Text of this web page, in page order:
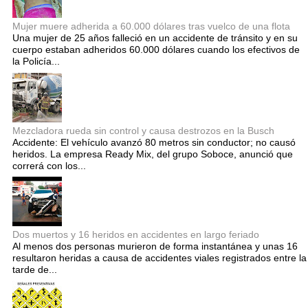
Mujer muere adherida a 60.000 dólares tras vuelco de una flota
Una mujer de 25 años falleció en un accidente de tránsito y en su
cuerpo estaban adheridos 60.000 dólares cuando los efectivos de
la Policía...
Mezcladora rueda sin control y causa destrozos en la Busch
Accidente: El vehículo avanzó 80 metros sin conductor; no causó
heridos. La empresa Ready Mix, del grupo Soboce, anunció que
correrá con los...
Dos muertos y 16 heridos en accidentes en largo feriado
Al menos dos personas murieron de forma instantánea y unas 16
resultaron heridas a causa de accidentes viales registrados entre la
tarde de...